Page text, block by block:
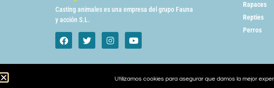
Casting animales es una empresa del grupo Fauna
y acción S.L.
Rapaces
Repties
Perros
Utilizamos cookies para asegurar que damos la mejor